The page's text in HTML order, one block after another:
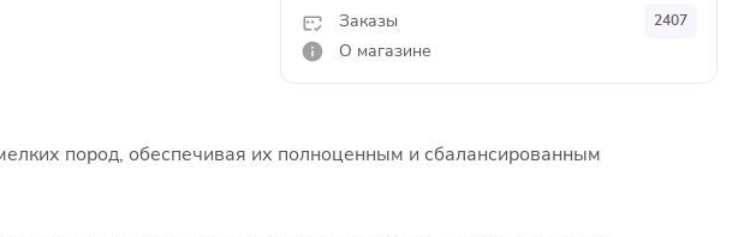
Заказы 2407
О магазине
пород, обеспечивая их полноценным и сбалансированным